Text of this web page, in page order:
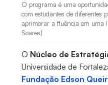
O programa é uma
com estudantes de diferentes
aprimorar a fluência em uma
Soares)
O Núcleo de
Universidade de
Fundação Edson